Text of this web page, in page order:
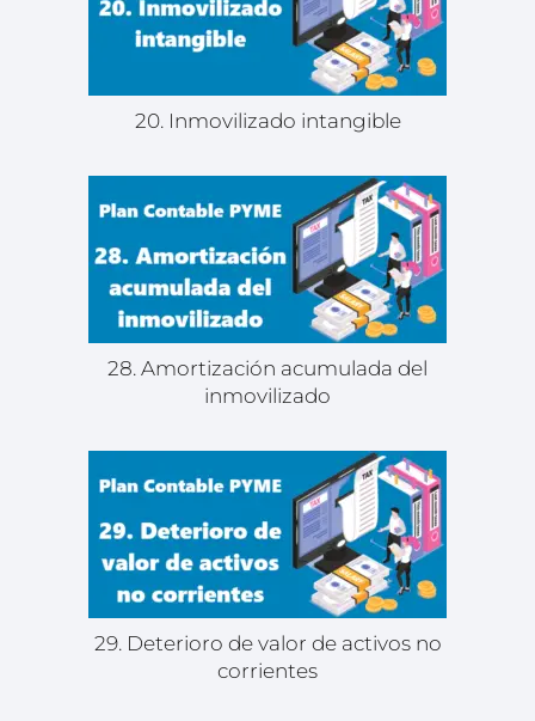
20. Inmovilizado intangible
28. Amortización acumulada del
inmovilizado
29. Deterioro de valor de activos no
corrientes